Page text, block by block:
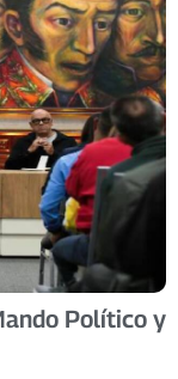
Político y